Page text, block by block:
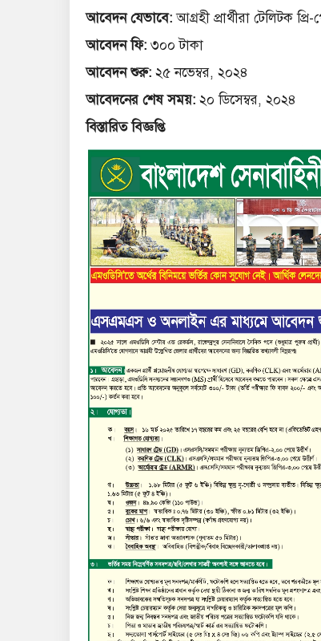
আবেদন যেভাবে:আগ্রহী প্রার্থীরা টেলিটক
আবেদন ফি: ৩০০ টাকা
আবেদন শুরু: ২৫ নভেম্বর, ২০২৪
আবেদনের শেষ সময়: ২০ ডিসেম্বর, ২০২৪
বিস্তারিত বিজ্ঞপ্তি